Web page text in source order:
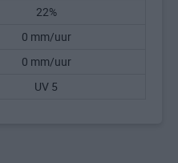
22%
0 mm/uur
0 mm/uur
UV 5